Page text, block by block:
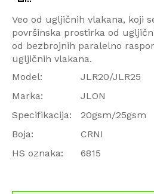
Veo od ugljičnih vlakana, koji
površinska prostirka od
od bezbrojnih paralelno
ugljičnih vlakana.
Model:
JLR20/JLR25
Marka:
JLON
Specifikacija:
20gsm/25gsm
Boja:
CRNI
HS oznaka:
6815